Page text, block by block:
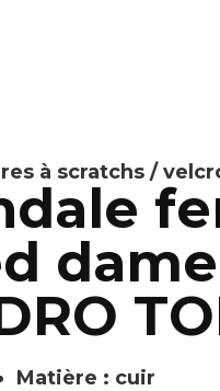
à scratchs /
Matière : cuir